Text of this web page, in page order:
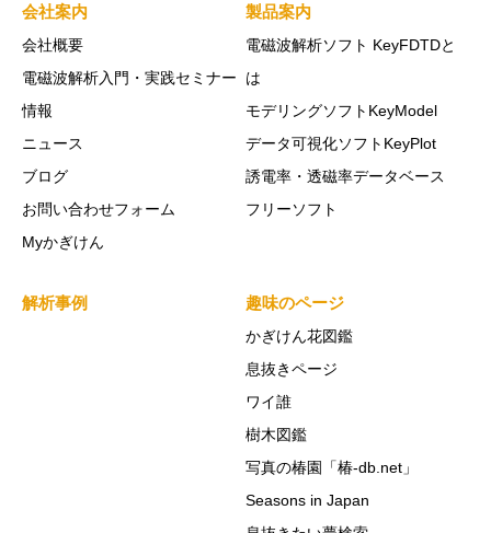
会社案内
会社概要
電磁波解析入門・実践セミナー
情報
ニュース
ブログ
お問い合わせフォーム
Myかぎけん
製品案内
電磁波解析ソフト KeyFDTDと
は
モデリングソフトKeyModel
データ可視化ソフトKeyPlot
誘電率・透磁率データベース
フリーソフト
解析事例 趣味のページ
かぎけん花図鑑
息抜きページ
ワイ誰
樹木図鑑
写真の椿園「椿-db.net」
Seasons in Japan